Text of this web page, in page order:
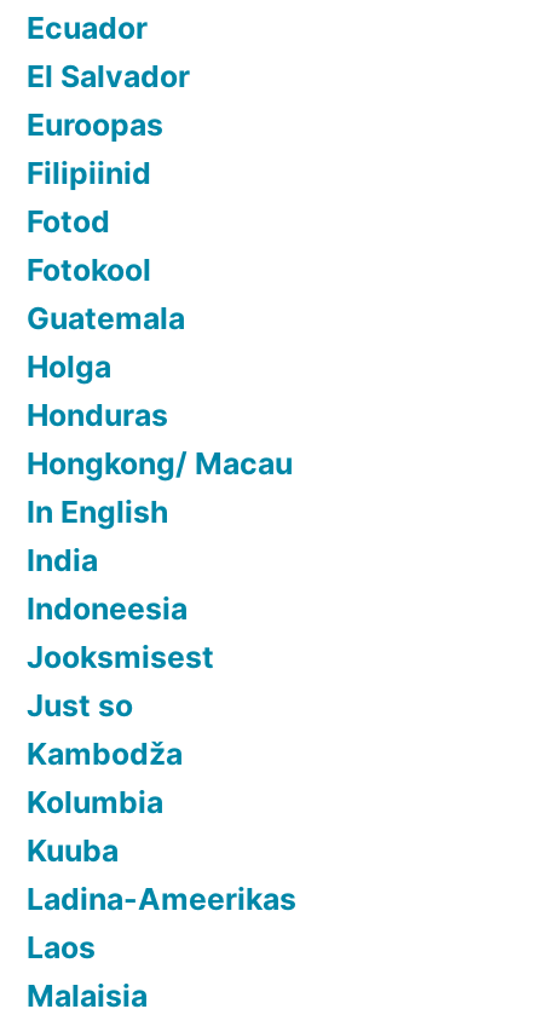
Ecuador
El Salvador
Euroopas
Filipiinid
Fotod
Fotokool
Guatemala
Holga
Honduras
Hongkong/ Macau
In English
India
Indoneesia
Jooksmisest
Just so
Kambodža
Kolumbia
Kuuba
Ladina-Ameerikas
Laos
Malaisia